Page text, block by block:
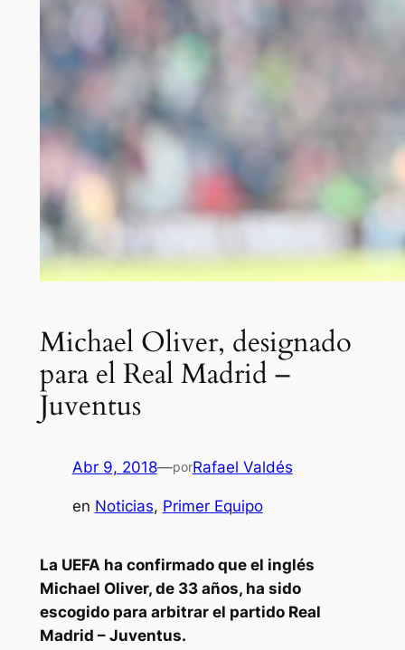
Michael Oliver, designado
para el Real Madrid –
Juventus
Abr 9, 2018—porRafael Valdés
en Noticias, Primer Equipo
La UEFA ha confirmado que el inglés
Michael Oliver, de 33 años, ha sido
escogido para arbitrar el partido Real
Madrid – Juventus.